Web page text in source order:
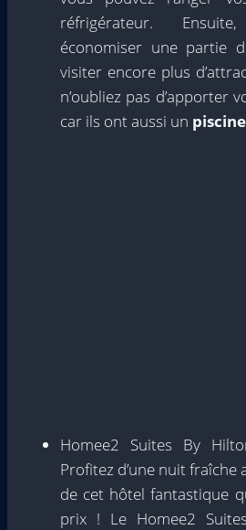
réfrigérateur.
économiser une partie
visiter encore plus
n’oubliez pas d’apporter
car ils ont aussi un piscine
Homee2 Suites By
Profitez d’une nuit fraîche
de cet hôtel fantastique
prix ! Le Homee2